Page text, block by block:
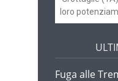
loro
Fuga alle